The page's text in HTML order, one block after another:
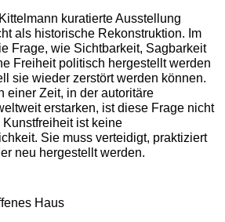
kuratierte Ausstellung
als historische Rekonstruktion. Im
Frage, wie Sichtbarkeit, Sagbarkeit
Freiheit politisch hergestellt werden
sie wieder zerstört werden können.
einer Zeit, in der autoritäre
erstarken, ist diese Frage nicht
ist keine
Sie muss verteidigt, praktiziert
neu hergestellt werden.
Haus